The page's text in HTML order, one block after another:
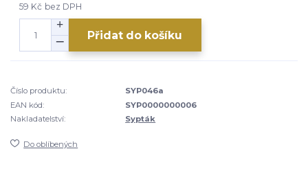
59 Kč bez DPH
Přidat do košíku
Číslo produktu:
SYP046a
EAN kód:
SYP0000000006
Nakladatelství:
Sypták
Do oblíbených